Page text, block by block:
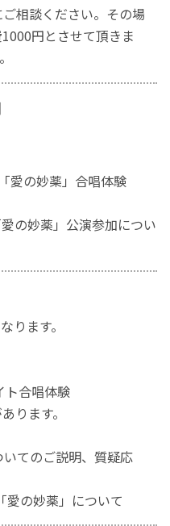
相談ください。その場
円とさせて頂きま
妙薬」合唱体験
薬」公演参加につい
ります。
ト合唱体験
ります。
てのご説明、質疑応
の妙薬」について